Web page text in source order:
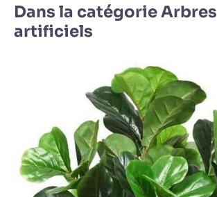
Dans la catégorie Arbres
artificiels